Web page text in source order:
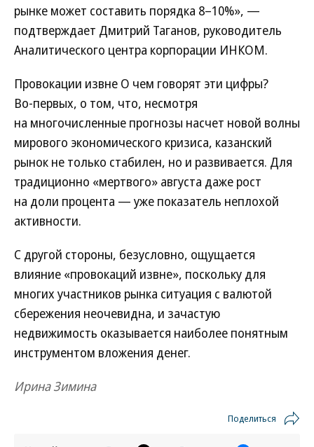
рынке может составить порядка 8–10%», —
подтверждает Дмитрий Таганов, руководитель
Аналитического центра корпорации ИНКОМ.
Провокации извне О чем говорят эти цифры?
Во‑первых, о том, что, несмотря
на многочисленные прогнозы насчет новой волны
мирового экономического кризиса, казанский
рынок не только стабилен, но и развивается. Для
традиционно «мертвого» августа даже рост
на доли процента — уже показатель неплохой
активности.
С другой стороны, безусловно, ощущается
влияние «провокаций извне», поскольку для
многих участников рынка ситуация с валютой
сбережения неочевидна, и зачастую
недвижимость оказывается наиболее понятным
инструментом вложения денег.
Ирина Зимина
Поделиться